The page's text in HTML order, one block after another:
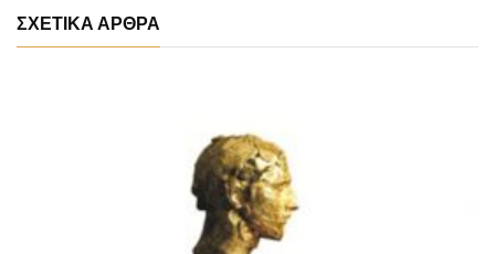
ΣΧΕΤΙΚΑ ΑΡΘΡΑ